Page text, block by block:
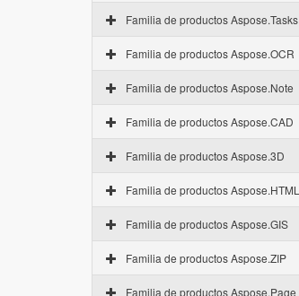
Familia de productos Aspose.Tasks
Familia de productos Aspose.OCR
Familia de productos Aspose.Note
Familia de productos Aspose.CAD
Familia de productos Aspose.3D
Familia de productos Aspose.HTML
Familia de productos Aspose.GIS
Familia de productos Aspose.ZIP
Familia de productos Aspose.Page